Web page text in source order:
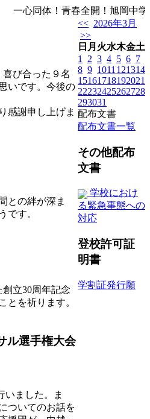
心同体！青春全開！旭岡中
び合った９名
いです。今後の
感謝申し上げま
との絆が深ま
です。
立30周年記念
とを祈ります。
ル選手権大会
いました。ま
ついてのお話を
<< 2026年3月
>>
日 月 火水木金土
1
2 3 4 5 6 7
8 9 1011 121314
15161718192021
22232425262728
293031
配布文書
配布文書一覧
その他配布
文書
学校におけ
る緊急事態への
対応
登校許可証
明書
学割証発行願